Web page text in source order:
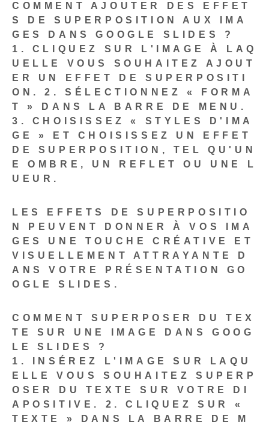
COMMENT AJOUTER DES EFFET
S DE SUPERPOSITION AUX IMA
GES DANS GOOGLE SLIDES ?
1. CLIQUEZ SUR L'IMAGE À LAQ
UELLE VOUS SOUHAITEZ AJOUT
ER UN EFFET DE SUPERPOSITI
ON.
2. SÉLECTIONNEZ « FORMA
T » DANS LA BARRE DE MENU.
3. CHOISISSEZ « STYLES D'IMA
GE » ET CHOISISSEZ UN EFFET
DE SUPERPOSITION, TEL QU'UN
E OMBRE, UN REFLET OU UNE L
UEUR.
LES EFFETS DE SUPERPOSITIO
N PEUVENT DONNER À VOS IMA
GES UNE TOUCHE CRÉATIVE ET
VISUELLEMENT ATTRAYANTE D
ANS VOTRE PRÉSENTATION GO
OGLE SLIDES.
COMMENT SUPERPOSER DU TEX
TE SUR UNE IMAGE DANS GOOG
LE SLIDES ?
1. INSÉREZ L'IMAGE SUR LAQU
ELLE VOUS SOUHAITEZ SUPERP
OSER DU TEXTE SUR VOTRE DI
APOSITIVE.
2. CLIQUEZ SUR «
TEXTE » DANS LA BARRE DE M